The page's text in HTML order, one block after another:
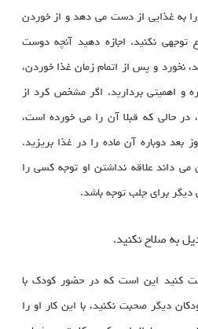
را به غذایی از دست می دهد و از خوردن
توجهی نکنید. اجازه دهید آنچه دوست
نخورد و پس از اتمام زمان غذا خوردن،
و اهمیتی بردارید. اگر مشخص کرد از
حالی که قبلا آن را می خورده است،
دوباره آن ماده را در غذا بریزید.
می داند علاقه نداشتن او توجه کسی را
دیگر برای جلب توجه باشد.
به صلاح نکنید.
کنید این است که در حضور کودک با
دیگر صحبت نکنید، با این کار او را